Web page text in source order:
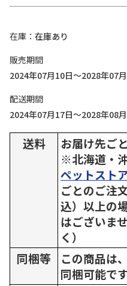
在庫
在庫あり
販売期間
2024年07月10日～2028年07
配送期間
2024年07月17日～2028年08
送料
お届け先ご
※北海道・
ペットスト
ごとのご注
込）以上の
はございま
く）
同梱等
この商品は、
同梱可能です